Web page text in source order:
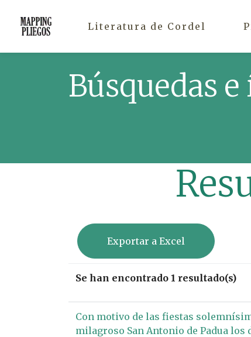
Literatura de Cordel
Búsquedas
Exportar a Excel
Se han encontrado 1 resultado(s)
Con motivo de las fiestas
milagroso San Antonio de Padua los